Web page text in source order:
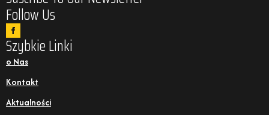
Follow Us
Szybkie Linki
o Nas
Kontakt
Aktualności